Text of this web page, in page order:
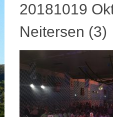
20181019
Neitersen (3)